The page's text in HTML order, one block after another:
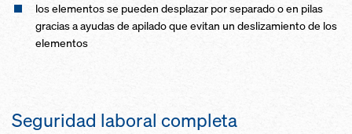
los elementos se pueden desplazar por separado o en pilas
gracias a ayudas de apilado que evitan un deslizamiento de los
elementos
Seguridad laboral completa